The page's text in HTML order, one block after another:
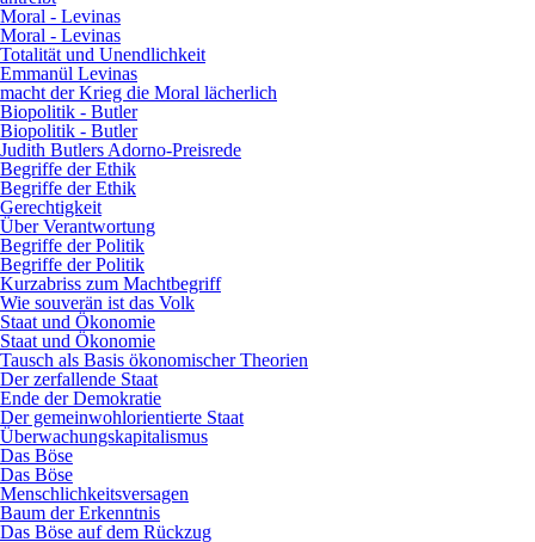
Moral - Levinas
Moral - Levinas
Totalität und Unendlichkeit
Emmanül Levinas
macht der Krieg die Moral lächerlich
Biopolitik - Butler
Biopolitik - Butler
Judith Butlers Adorno-Preisrede
Begriffe der Ethik
Begriffe der Ethik
Gerechtigkeit
Über Verantwortung
Begriffe der Politik
Begriffe der Politik
Kurzabriss zum Machtbegriff
Wie souverän ist das Volk
Staat und Ökonomie
Staat und Ökonomie
Tausch als Basis ökonomischer Theorien
Der zerfallende Staat
Ende der Demokratie
Der gemeinwohlorientierte Staat
Überwachungskapitalismus
Das Böse
Das Böse
Menschlichkeitsversagen
Baum der Erkenntnis
Das Böse auf dem Rückzug